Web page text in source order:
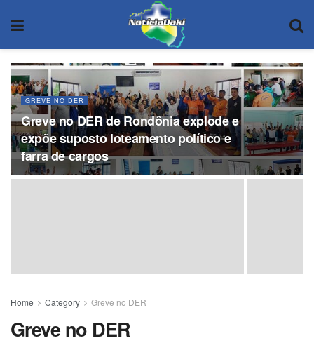
GREVE NO DER
Greve no DER de Rondônia explode e
expõe suposto loteamento político e
farra de cargos
Home Category Greve no DER
Greve no DER